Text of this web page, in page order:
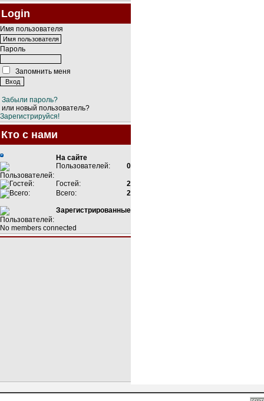
Login
Имя пользователя
Пароль
Запомнить меня
Забыли пароль?
или новый пользователь?
Зарегистрируйся!
Кто с нами
На сайте
Пользователей:
0
Гостей:
2
Всего:
2
Зарегистрированные
No members connected